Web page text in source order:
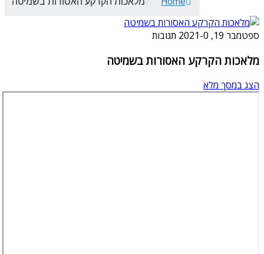
ספטמבר 19, 2021 -0 תגובות
מלאכות הקרקע האסורות בשמיטה
הצג במסך מלא